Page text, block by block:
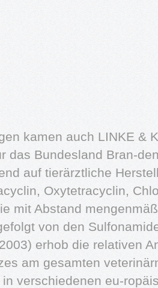
kamen auch LINKE &
das Bundesland Bran-
auf tierärztliche
Oxytetracyclin,
mit Abstand
von den
erhob die relativen
am gesamten
verschiedenen eu-